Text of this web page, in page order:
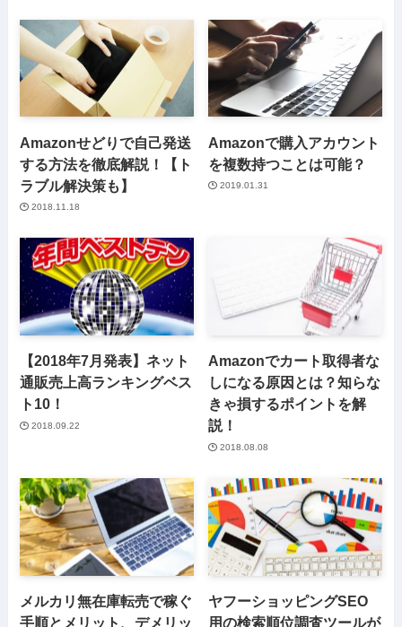
Amazonせどりで自己発送
する方法を徹底解説！【ト
ラブル解決策も】
2018.11.18
Amazonで購入アカウント
を複数持つことは可能？
2019.01.31
【2018年7月発表】ネット
通販売上高ランキングベス
ト10！
2018.09.22
Amazonでカート取得者な
しになる原因とは？知らな
きゃ損するポイントを解
説！
2018.08.08
メルカリ無在庫転売で稼ぐ
手順とメリット、デメリッ
ヤフーショッピングSEO
用の検索順位調査ツールが